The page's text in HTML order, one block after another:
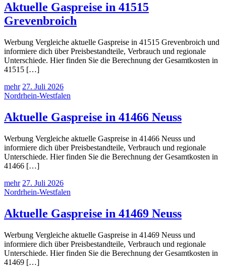
Aktuelle Gaspreise in 41515
Grevenbroich
Werbung Vergleiche aktuelle Gaspreise in 41515 Grevenbroich und
informiere dich über Preisbestandteile, Verbrauch und regionale
Unterschiede. Hier finden Sie die Berechnung der Gesamtkosten in
41515 […]
mehr 27. Juli 2026
Nordrhein-Westfalen
Aktuelle Gaspreise in 41466 Neuss
Werbung Vergleiche aktuelle Gaspreise in 41466 Neuss und
informiere dich über Preisbestandteile, Verbrauch und regionale
Unterschiede. Hier finden Sie die Berechnung der Gesamtkosten in
41466 […]
mehr 27. Juli 2026
Nordrhein-Westfalen
Aktuelle Gaspreise in 41469 Neuss
Werbung Vergleiche aktuelle Gaspreise in 41469 Neuss und
informiere dich über Preisbestandteile, Verbrauch und regionale
Unterschiede. Hier finden Sie die Berechnung der Gesamtkosten in
41469 […]